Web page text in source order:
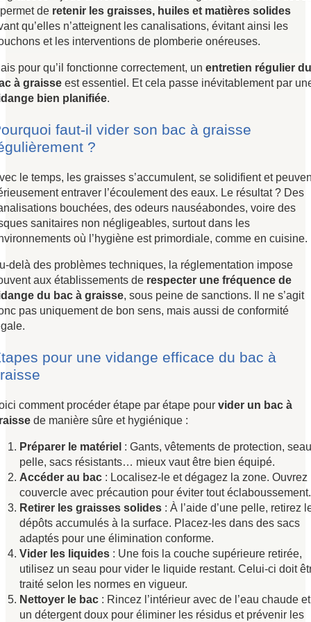
de retenir les graisses, huiles et matières solides
qu’elles n’atteignent les canalisations, évitant ainsi les
et les interventions de plomberie onéreuses.
pour qu’il fonctionne correctement, un entretien régulier du
à graisse est essentiel. Et cela passe inévitablement par
bien planifiée.
faut-il vider son bac à graisse
?
le temps, les graisses s’accumulent, se solidifient et
entraver l’écoulement des eaux. Le résultat ? Des
bouchées, des odeurs nauséabondes, voire des
sanitaires non négligeables, surtout dans les
où l’hygiène est primordiale, comme en cuisine.
delà des problèmes techniques, la réglementation impose
aux établissements de respecter une fréquence de
du bac à graisse, sous peine de sanctions. Il ne s’agit
pas uniquement de bon sens, mais aussi de conformité
pour une vidange efficace du bac à
comment procéder étape par étape pour vider un bac à
de manière sûre et hygiénique :
Préparer le matériel : Gants, vêtements de protection,
pelle, sacs résistants… mieux vaut être bien équipé.
Accéder au bac : Localisez-le et dégagez la zone. Ouvrez
couvercle avec précaution pour éviter tout éclaboussement.
Retirer les graisses solides : À l’aide d’une pelle, retirez
dépôts accumulés à la surface. Placez-les dans des sacs
adaptés pour une élimination conforme.
Vider les liquides : Une fois la couche supérieure retirée,
utilisez un seau pour vider le liquide restant. Celui-ci doit
traité selon les normes en vigueur.
Nettoyer le bac : Rincez l’intérieur avec de l’eau chaude et
un détergent doux pour éliminer les résidus et prévenir les